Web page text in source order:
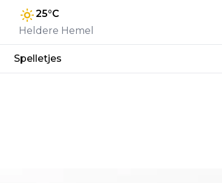
25°C
Heldere Hemel
Spelletjes